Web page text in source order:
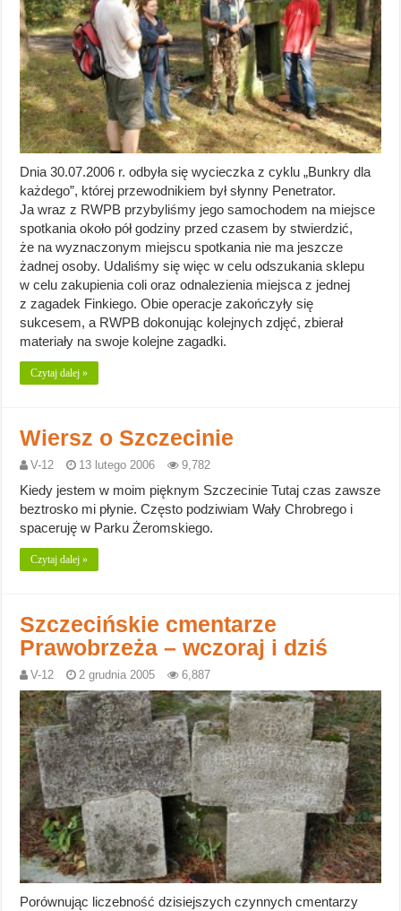
Dnia 30.07.2006 r. odbyła się wycieczka z cyklu „Bunkry dla
każdego”, której przewodnikiem był słynny Penetrator.
Ja wraz z RWPB przybyliśmy jego samochodem na miejsce
spotkania około pół godziny przed czasem by stwierdzić,
że na wyznaczonym miejscu spotkania nie ma jeszcze
żadnej osoby. Udaliśmy się więc w celu odszukania sklepu
w celu zakupienia coli oraz odnalezienia miejsca z jednej
z zagadek Finkiego. Obie operacje zakończyły się
sukcesem, a RWPB dokonując kolejnych zdjęć, zbierał
materiały na swoje kolejne zagadki.
Czytaj dalej »
Wiersz o Szczecinie
V-12 13 lutego 2006 9,782
Kiedy jestem w moim pięknym Szczecinie Tutaj czas zawsze
beztrosko mi płynie. Często podziwiam Wały Chrobrego i
spaceruję w Parku Żeromskiego.
Czytaj dalej »
Szczecińskie cmentarze
Prawobrzeża – wczoraj i dziś
V-12 2 grudnia 2005 6,887
Porównując liczebność dzisiejszych czynnych cmentarzy